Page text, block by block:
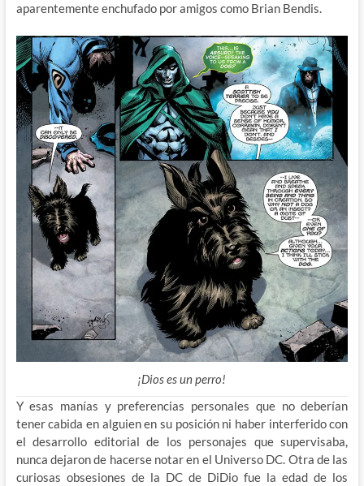
aparentemente enchufado por amigos como Brian Bendis.
¡Dios es un perro!
Y esas manías y preferencias personales que no deberían
tener cabida en alguien en su posición ni haber interferido con
el desarrollo editorial de los personajes que supervisaba,
nunca dejaron de hacerse notar en el Universo DC. Otra de las
curiosas obsesiones de la DC de DiDio fue la edad de los